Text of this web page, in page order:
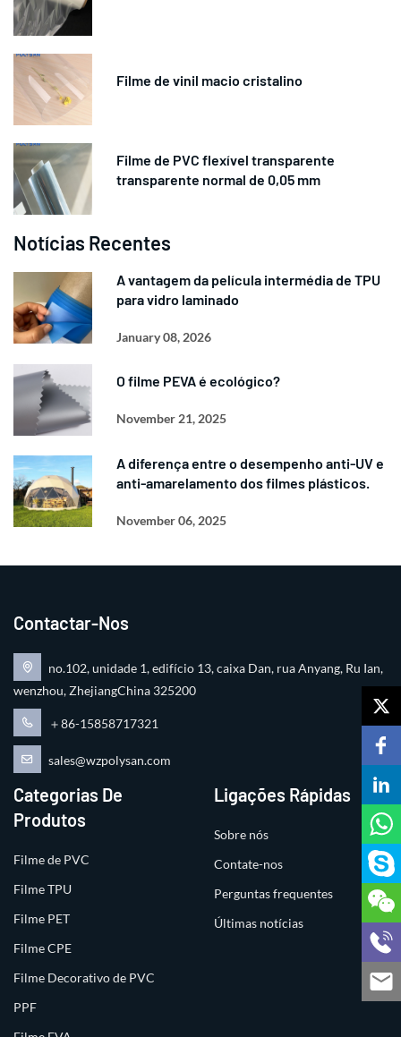
Filme de vinil macio cristalino
Filme de PVC flexível transparente
transparente normal de 0,05 mm
Notícias Recentes
A vantagem da película intermédia de TPU
para vidro laminado
January 08, 2026
O filme PEVA é ecológico?
November 21, 2025
A diferença entre o desempenho anti-UV e
anti-amarelamento dos filmes plásticos.
November 06, 2025
Contactar-Nos
no.102, unidade 1, edifício 13, caixa Dan, rua Anyang, Ru Ian,
wenzhou, ZhejiangChina 325200
＋86-15858717321
sales@wzpolysan.com
Categorias De
Produtos
Filme de PVC
Filme TPU
Filme PET
Filme CPE
Filme Decorativo de PVC
PPF
Ligações Rápidas
Sobre nós
Contate-nos
Perguntas frequentes
Últimas notícias